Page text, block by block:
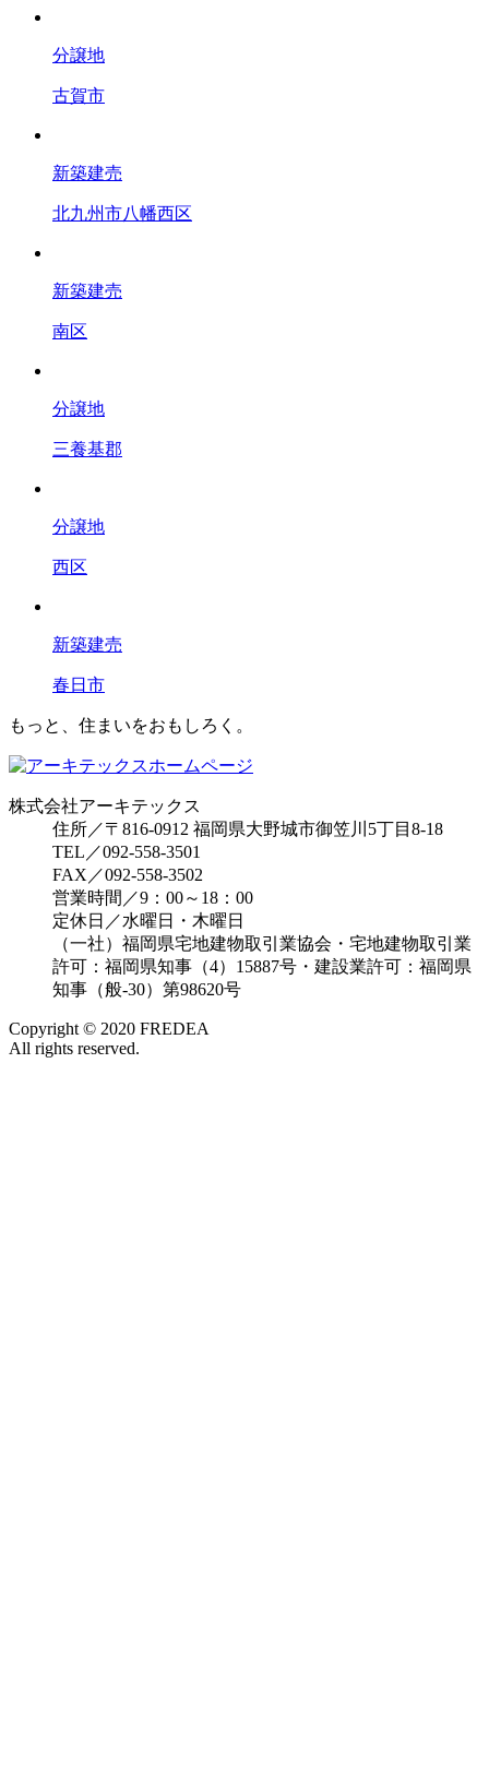
分譲地
古賀市
新築建売
北九州市八幡西区
新築建売
南区
分譲地
三養基郡
分譲地
西区
新築建売
春日市
もっと、住まいをおもしろく。
株式会社アーキテックス
住所／〒816-0912 福岡県大野城市御笠川5丁目8-18
TEL／092-558-3501
FAX／092-558-3502
営業時間／9：00～18：00
定休日／水曜日・木曜日
（一社）福岡県宅地建物取引業協会・宅地建物取引業
許可：福岡県知事（4）15887号・建設業許可：福岡県
知事（般-30）第98620号
Copyright © 2020 FREDEA
All rights reserved.